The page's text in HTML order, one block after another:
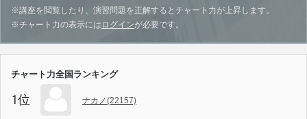
※講座を閲覧したり、演習問題を正解するとチャート力が上昇します。
※チャート力の表示には ログインが必要です。
チャート力全国ランキング
1位 ナカノ(22157)